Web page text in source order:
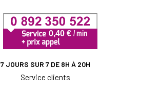
7 JOURS SUR 7 DE 8H À 20H
Service clients